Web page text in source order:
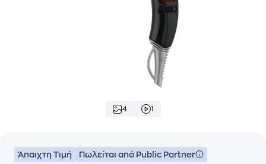
4 1
Άπαιχτη Τιμή Πωλείται από Public Partner